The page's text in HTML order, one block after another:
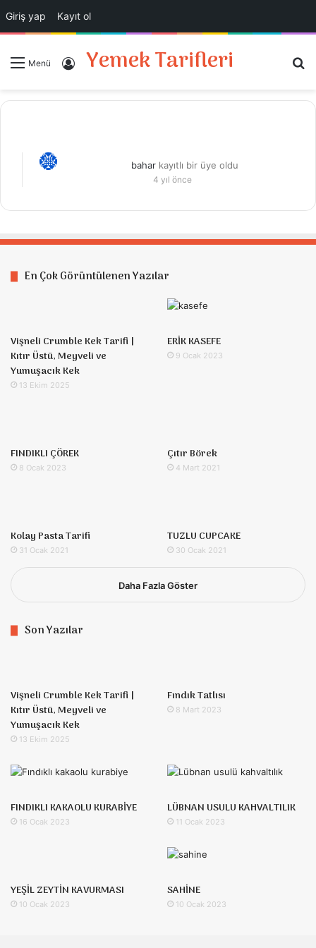
Giriş yap Kayıt ol
Menü Giriş Yap
Yemek Tarifleri
baharkayıtlı bir üye oldu
4 yıl önce
En Çok Görüntülenen Yazılar
Vişneli Crumble Kek Tarifi |
Kıtır Üstü, Meyveli ve
Yumuşacık Kek
13 Ekim 2025
ERİK KASEFE
9 Ocak 2023
FINDIKLI ÇÖREK
8 Ocak 2023
Çıtır Börek
4 Mart 2021
Kolay Pasta Tarifi
31 Ocak 2021
TUZLU CUPCAKE
30 Ocak 2021
Daha Fazla Göster
Son Yazılar
Vişneli Crumble Kek Tarifi |
Kıtır Üstü, Meyveli ve
Yumuşacık Kek
13 Ekim 2025
Fındık Tatlısı
8 Mart 2023
FINDIKLI KAKAOLU KURABİYE
16 Ocak 2023
LÜBNAN USULU KAHVALTILIK
11 Ocak 2023
YEŞİL ZEYTİN KAVURMASI
10 Ocak 2023
SAHİNE
10 Ocak 2023